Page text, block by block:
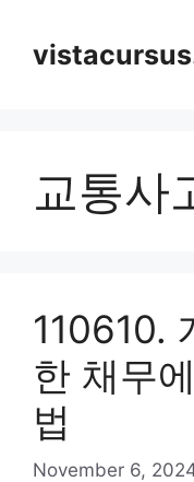
content
교통사
110610.
한 채무
법
November 6,